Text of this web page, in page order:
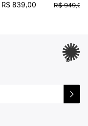
R$ 839,00
R$ 949,00
®